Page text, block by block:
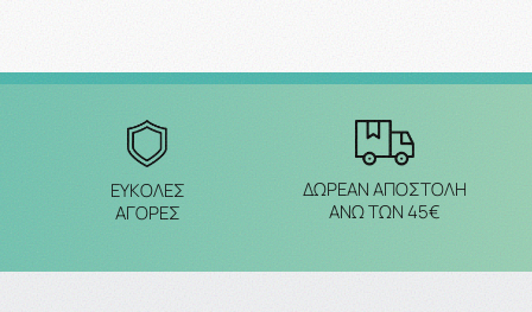
ΕΥΚΟΛΕΣ
ΑΓΟΡΕΣ
ΔΩΡΕΑΝ ΑΠΟΣΤΟΛΗ
ΑΝΩ ΤΩΝ 45€